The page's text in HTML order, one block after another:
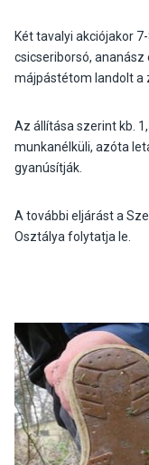
Két tavalyi akciójakor
csicseriborsó,
májpástétom landolt a
Az állítása szerint kb.
munkanélküli, azóta
gyanúsítják.
A további eljárást a
Osztálya folytatja le.